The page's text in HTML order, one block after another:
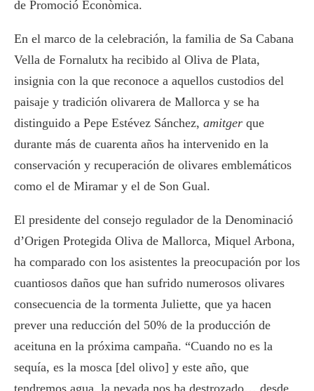
de Promoció Econòmica.
En el marco de la celebración, la familia de Sa Cabana
Vella de Fornalutx ha recibido al Oliva de Plata,
insignia con la que reconoce a aquellos custodios del
paisaje y tradición olivarera de Mallorca y se ha
distinguido a Pepe Estévez Sánchez, amitger que
durante más de cuarenta años ha intervenido en la
conservación y recuperación de olivares emblemáticos
como el de Miramar y el de Son Gual.
El presidente del consejo regulador de la Denominació
d’Origen Protegida Oliva de Mallorca, Miquel Arbona,
ha comparado con los asistentes la preocupación por los
cuantiosos daños que han sufrido numerosos olivares
consecuencia de la tormenta Juliette, que ya hacen
prever una reducción del 50% de la producción de
aceituna en la próxima campaña. “Cuando no es la
sequía, es la mosca [del olivo] y este año, que